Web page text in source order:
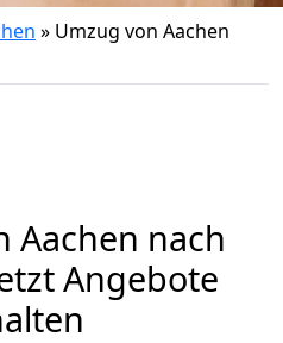
» Umzug von Aachen
Aachen nach
Angebote